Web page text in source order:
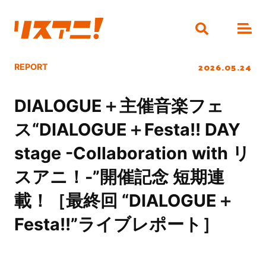
REPORT 2026.05.24
DIALOGUE＋主催音楽フェ
ス“DIALOGUE＋Festa!! DAY
stage -Collaboration with リ
スアニ！-”開催記念 短期連
載！［最終回 “DIALOGUE＋
Festa!!”ライブレポート］